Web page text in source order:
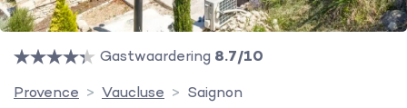
Gastwaardering 8.7/10
Provence
Vaucluse Saignon